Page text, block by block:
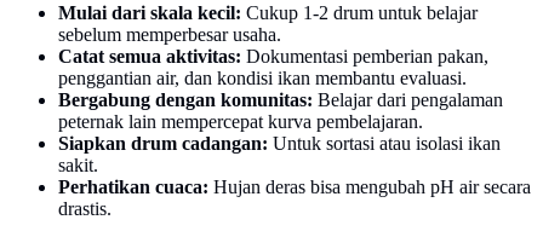
Mulai dari skala kecil: Cukup 1-2 drum untuk belajar
sebelum memperbesar usaha.
Catat semua aktivitas: Dokumentasi pemberian pakan,
penggantian air, dan kondisi ikan membantu evaluasi.
Bergabung dengan komunitas: Belajar dari pengalaman
peternak lain mempercepat kurva pembelajaran.
Siapkan drum cadangan: Untuk sortasi atau isolasi ikan
sakit.
Perhatikan cuaca: Hujan deras bisa mengubah pH air secara
drastis.